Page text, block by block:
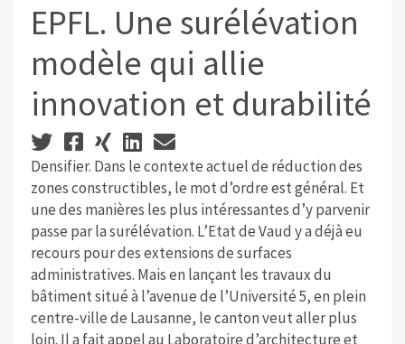
EPFL. Une surélévation
modèle qui allie
innovation et durabilité
Densifier. Dans le contexte actuel de réduction des
zones constructibles, le mot d’ordre est général. Et
une des manières les plus intéressantes d’y parvenir
passe par la surélévation. L’Etat de Vaud y a déjà eu
recours pour des extensions de surfaces
administratives. Mais en lançant les travaux du
bâtiment situé à l’avenue de l’Université 5, en plein
centre-ville de Lausanne, le canton veut aller plus
loin. Il a fait appel au Laboratoire d’architecture et